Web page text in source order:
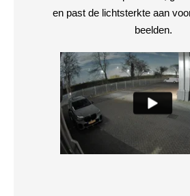
en past de lichtsterkte aan
beelden.